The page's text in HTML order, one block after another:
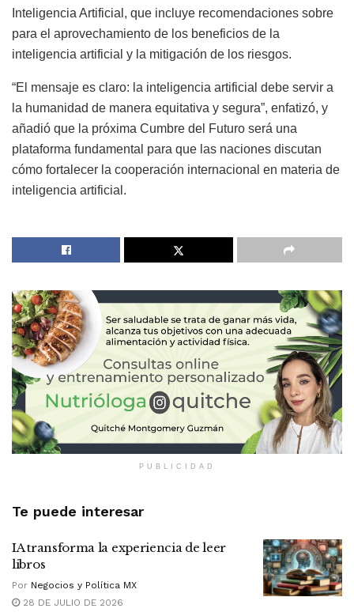
Inteligencia Artificial, que incluye recomendaciones sobre
para el aprovechamiento de los beneficios de la
inteligencia artificial y la mitigación de los riesgos.
“El mensaje es claro: la inteligencia artificial debe servir a
la humanidad de manera equitativa y segura”, enfatizó, y
añadió que la próxima Cumbre del Futuro será una
plataforma fundamental para que las naciones discutan
cómo fortalecer la cooperación internacional en materia de
inteligencia artificial.
PUBLICIDAD
Te puede interesar
IA transforma la experiencia de leer
libros
Por Negocios y Política MX
28 DE JULIO DE 2026